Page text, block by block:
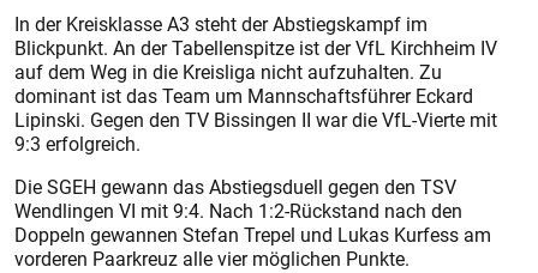
In der Kreisklasse A3 steht der Abstiegskampf im
Blickpunkt. An der Tabellenspitze ist der VfL Kirchheim IV
auf dem Weg in die Kreisliga nicht aufzuhalten. Zu
dominant ist das Team um Mannschaftsführer Eckard
Lipinski. Gegen den TV Bissingen II war die VfL-Vierte mit
9:3 erfolgreich.
Die SGEH gewann das Abstiegsduell gegen den TSV
Wendlingen VI mit 9:4. Nach 1:2-Rückstand nach den
Doppeln gewannen Stefan Trepel und Lukas Kurfess am
vorderen Paarkreuz alle vier möglichen Punkte.